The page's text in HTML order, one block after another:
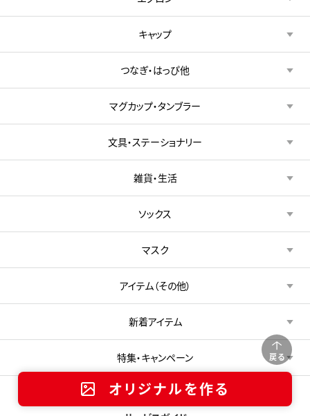
戻る
オリジナルを作る
キャップ
つなぎ・はっぴ他
マグカップ・タンブラー
文具・ステーショナリー
雑貨・生活
ソックス
マスク
アイテム（その他）
新着アイテム
特集・キャンペーン